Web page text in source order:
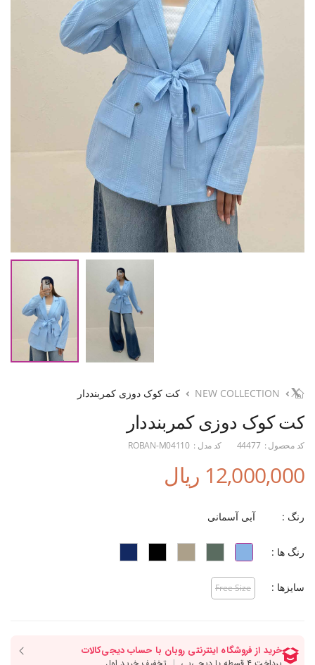
NEW COLLECTION کت کوک دوزی کمربنددار
کت کوک دوزی کمربنددار
کد محصول : 44477 کد مدل : ROBAN-M04110
12,000,000 ریال
رنگ : آبی آسمانی
رنگ ها :
سایزها : Free Size